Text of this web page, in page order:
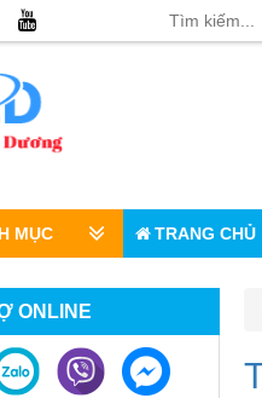
MỤC TRANG CHỦ
ONLINE